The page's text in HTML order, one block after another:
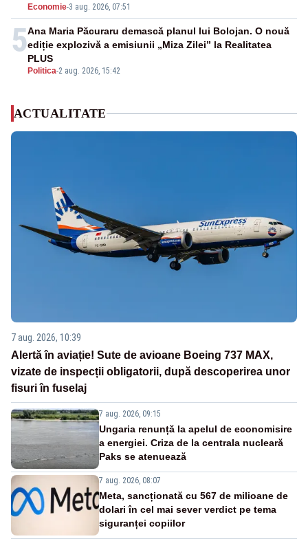
Economie-3 aug. 2026, 07:51
5
Politica-2 aug. 2026, 15:42
Ana Maria Păcuraru demască planul lui Bolojan. O nouă
ediție explozivă a emisiunii „Miza Zilei” la Realitatea
PLUS
ACTUALITATE
7 aug. 2026, 10:39
Alertă în aviație! Sute de avioane Boeing 737 MAX,
vizate de inspecții obligatorii, după descoperirea unor
fisuri în fuselaj
7 aug. 2026, 09:15
Ungaria renunță la apelul de economisire
a energiei. Criza de la centrala nucleară
Paks se atenuează
7 aug. 2026, 08:07
Meta, sancționată cu 567 de milioane de
dolari în cel mai sever verdict pe tema
siguranței copiilor